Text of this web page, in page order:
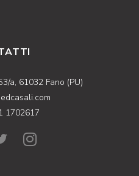
a, 61032 Fano (PU)
1702617